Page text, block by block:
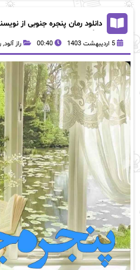
دانلود رمان پنجره جنوبی از
5 اردیبهشت 1403 00:40 راز آلود,